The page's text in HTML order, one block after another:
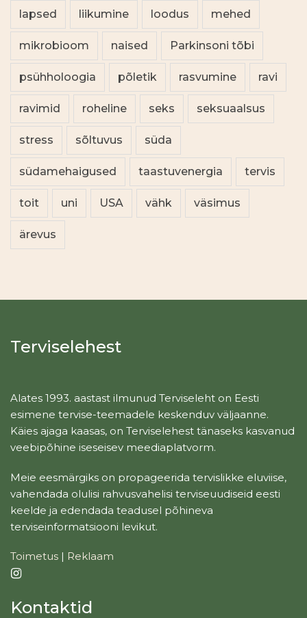
lapsed liikumine loodus mehed
mikrobioom naised Parkinsoni tõbi
psühholoogia põletik rasvumine ravi
ravimid roheline seks seksuaalsus
stress sõltuvus süda
südamehaigused taastuvenergia tervis
toit uni USA vähk väsimus
ärevus
Terviselehest
Alates 1993. aastast ilmunud Terviseleht on Eesti
esimene tervise-teemadele keskenduv väljaanne.
Käies ajaga kaasas, on Terviselehest tänaseks kasvanud
veebipõhine iseseisev meediaplatvorm.
Meie eesmärgiks on propageerida tervislikke eluviise,
vahendada olulisi rahvusvahelisi terviseuudiseid eesti
keelde ja edendada teadusel põhineva
terviseinformatsiooni levikut.
Toimetus | Reklaam
Kontaktid